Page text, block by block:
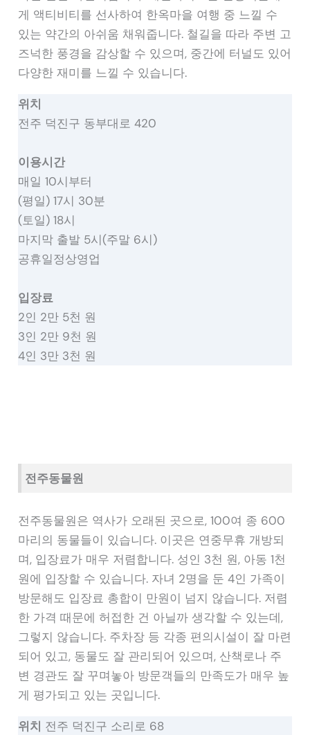
게 액티비티를 선사하여 한옥마을 여행 중 느낄 수
있는 약간의 아쉬움 채워줍니다. 철길을 따라 주변 고
즈넉한 풍경을 감상할 수 있으며, 중간에 터널도 있어
다양한 재미를 느낄 수 있습니다.
위치
전주 덕진구 동부대로 420
이용시간
매일 10시부터
(평일) 17시 30분
(토일) 18시
마지막 출발 5시(주말 6시)
공휴일정상영업
입장료
2인 2만 5천 원
3인 2만 9천 원
4인 3만 3천 원
전주동물원
전주동물원은 역사가 오래된 곳으로, 100여 종 600
마리의 동물들이 있습니다. 이곳은 연중무휴 개방되
며, 입장료가 매우 저렴합니다. 성인 3천 원, 아동 1천
원에 입장할 수 있습니다. 자녀 2명을 둔 4인 가족이
방문해도 입장료 총합이 만원이 넘지 않습니다. 저렴
한 가격 때문에 허접한 건 아닐까 생각할 수 있는데,
그렇지 않습니다. 주차장 등 각종 편의시설이 잘 마련
되어 있고, 동물도 잘 관리되어 있으며, 산책로나 주
변 경관도 잘 꾸며놓아 방문객들의 만족도가 매우 높
게 평가되고 있는 곳입니다.
위치 전주 덕진구 소리로 68